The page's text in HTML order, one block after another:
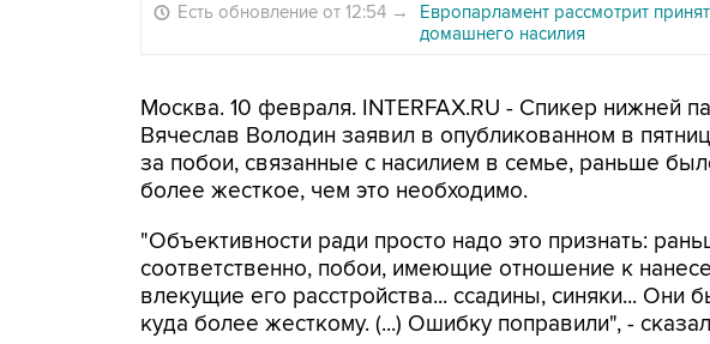
Есть обновление от 12:54 →
Европарламент рассмотрит
домашнего насилия
Москва. 10 февраля. INTERFAX.RU - Спикер нижней
Вячеслав Володин заявил в опубликованном в
за побои, связанные с насилием в семье, раньше
более жесткое, чем это необходимо.
"Объективности ради просто надо это признать:
соответственно, побои, имеющие отношение к
влекущие его расстройства... ссадины, синяки... Они
куда более жесткому. (...) Ошибку поправили", -